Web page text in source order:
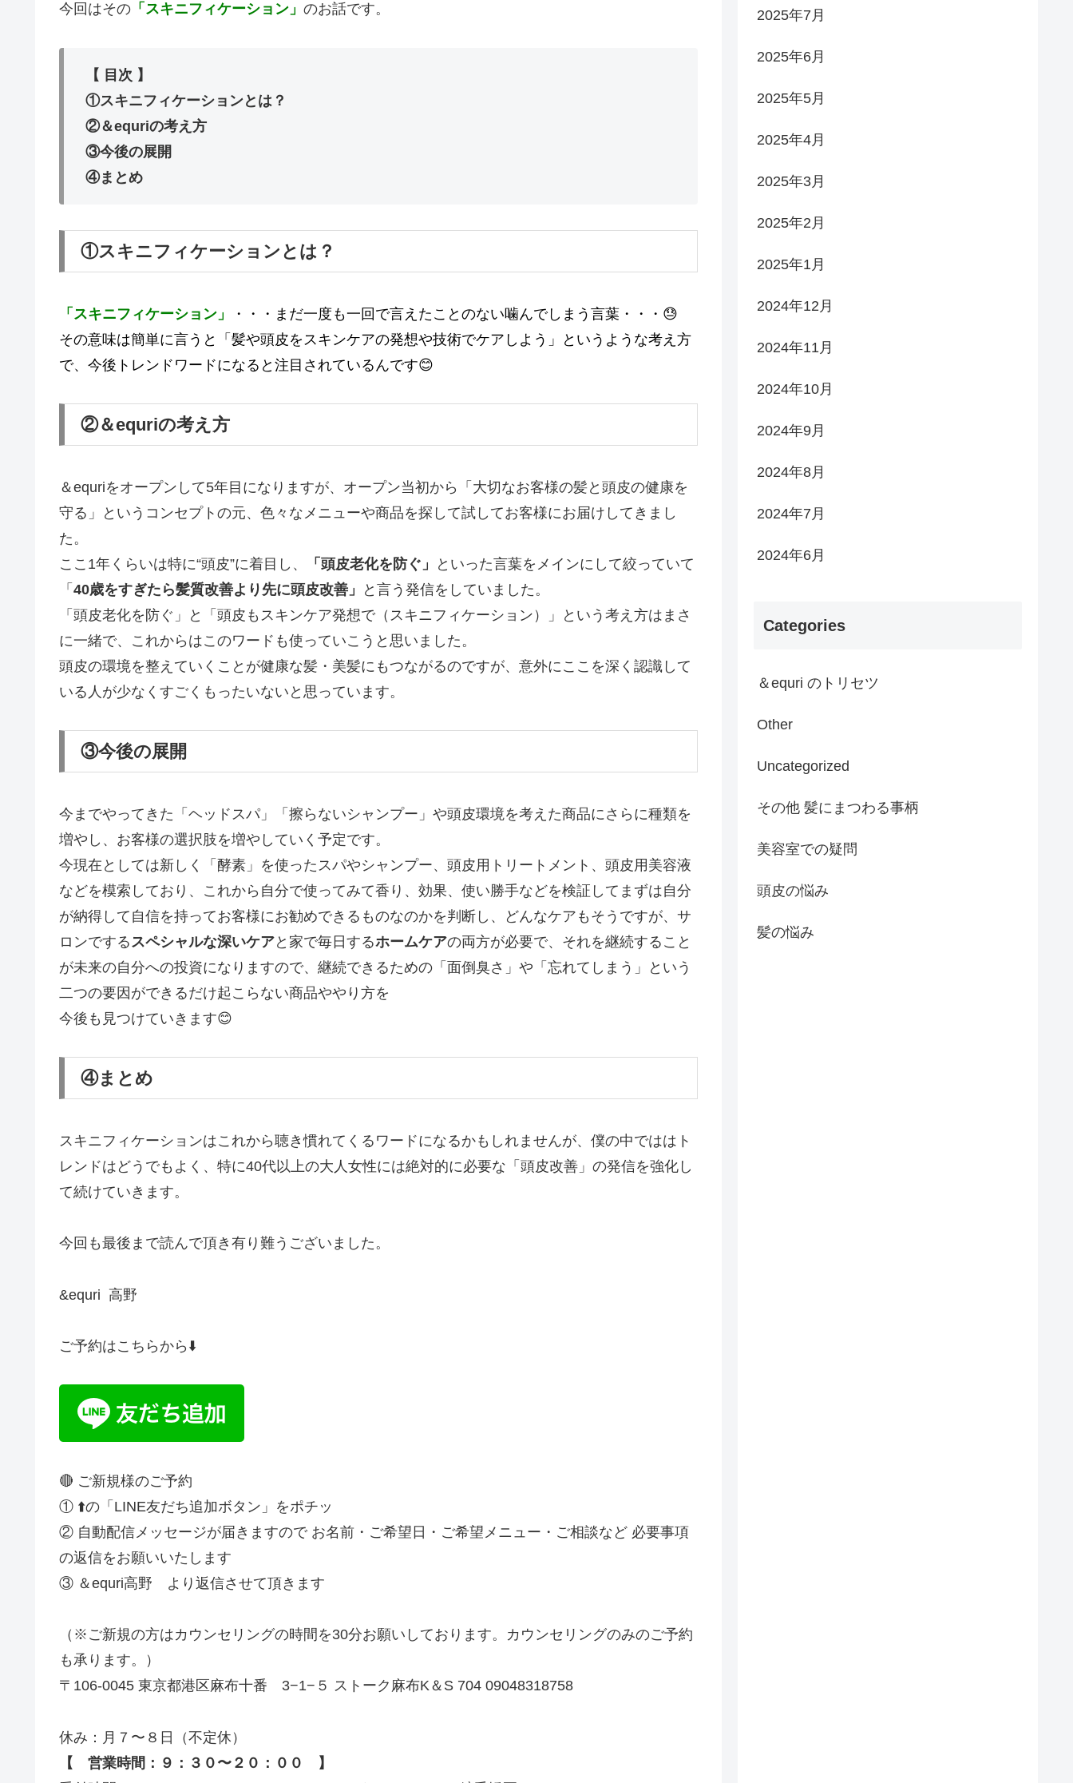
今回はその 「スキニフィケーション」 のお話です。
【 目次 】
①スキニフィケーションとは？
②＆equriの考え方
③今後の展開
④まとめ
①スキニフィケーションとは？
「スキニフィケーション」
・・・まだ一度も一回で言えたことのない噛んでしまう言葉・・・😓
その意味は簡単に言うと「髪や頭皮をスキンケアの発想や技術でケアしよう」というような考え方
で、今後トレンドワードになると注目されているんです😊
②＆equriの考え方
＆equriをオープンして5年目になりますが、オープン当初から「大切なお客様の髪と頭皮の健康を
守る」というコンセプトの元、色々なメニューや商品を探して試してお客様にお届けしてきまし
た。
ここ1年くらいは特に“頭皮”に着目し、
「頭皮老化を防ぐ」
といった言葉をメインにして絞っていて
「 40歳をすぎたら髪質改善より先に頭皮改善」
と言う発信をしていました。
「頭皮老化を防ぐ」と「頭皮もスキンケア発想で（スキニフィケーション）」という考え方はまさ
に一緒で、これからはこのワードも使っていこうと思いました。
頭皮の環境を整えていくことが健康な髪・美髪にもつながるのですが、意外にここを深く認識して
いる人が少なくすごくもったいないと思っています。
③今後の展開
今までやってきた「ヘッドスパ」「擦らないシャンプー」や頭皮環境を考えた商品にさらに種類を
増やし、お客様の選択肢を増やしていく予定です。
今現在としては新しく「酵素」を使ったスパやシャンプー、頭皮用トリートメント、頭皮用美容液
などを模索しており、これから自分で使ってみて香り、効果、使い勝手などを検証してまずは自分
が納得して自信を持ってお客様にお勧めできるものなのかを判断し、どんなケアもそうですが、サ
ロンでする スペシャルな深いケアと家で毎日するホームケアの両方が必要で、それを継続すること
が未来の自分への投資になりますので、継続できるための「面倒臭さ」や「忘れてしまう」という
二つの要因ができるだけ起こらない商品ややり方を
今後も見つけていきます😊
④まとめ
スキニフィケーションはこれから聴き慣れてくるワードになるかもしれませんが、僕の中でははト
レンドはどうでもよく、特に40代以上の大人女性には絶対的に必要な「頭皮改善」の発信を強化し
て続けていきます。
今回も最後まで読んで頂き有り難うございました。
&equri 高野
ご予約はこちらから⬇️
🔴 ご新規様のご予約
① ⬆️の「LINE友だち追加ボタン」をポチッ
② 自動配信メッセージが届きますので お名前・ご希望日・ご希望メニュー・ご相談など 必要事項
の返信をお願いいたします
③ ＆equri高野 より返信させて頂きます
（※ご新規の方はカウンセリングの時間を30分お願いしております。カウンセリングのみのご予約
も承ります。）
〒106-0045 東京都港区麻布十番 3−1−５ ストーク麻布K＆S 704 09048318758
休み：月７〜８日（不定休）
【 営業時間：９：３０〜２０：００ 】
2025年7月
2025年6月
2025年5月
2025年4月
2025年3月
2025年2月
2025年1月
2024年12月
2024年11月
2024年10月
2024年9月
2024年8月
2024年7月
2024年6月
Categories
＆equri のトリセツ
Other
Uncategorized
その他 髪にまつわる事柄
美容室での疑問
頭皮の悩み
髪の悩み